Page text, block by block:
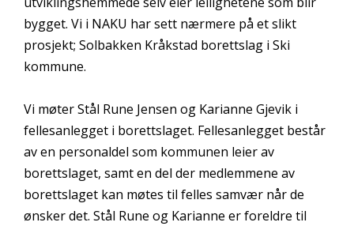
bygget. Vi i NAKU har sett nærmere på et slikt
prosjekt; Solbakken Kråkstad borettslag i Ski
kommune.
Vi møter Stål Rune Jensen og Karianne Gjevik i
fellesanlegget i borettslaget. Fellesanlegget består
av en personaldel som kommunen leier av
borettslaget, samt en del der medlemmene av
borettslaget kan møtes til felles samvær når de
ønsker det. Stål Rune og Karianne er foreldre til